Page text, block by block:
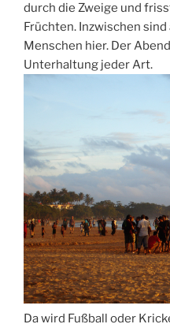
durch die Zweige und
Früchten. Inzwischen
Menschen hier. Der
Unterhaltung jeder Art.
Da wird Fußball oder